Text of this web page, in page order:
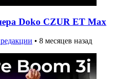
Doko CZUR ET Max
• 8 месяцев назад